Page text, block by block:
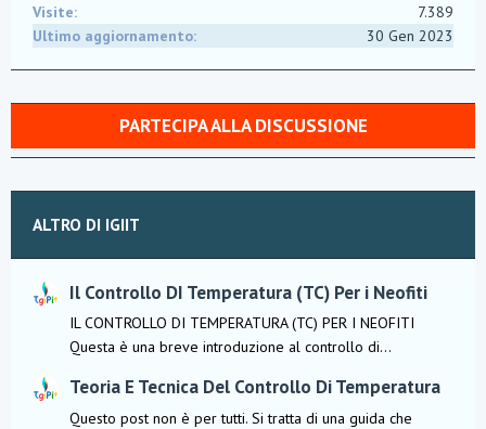
Visite
7.389
Ultimo aggiornamento
30 Gen 2023
PARTECIPA ALLA DISCUSSIONE
ALTRO DI IGIIT
Il Controllo DI Temperatura (TC) Per i Neofiti
IL CONTROLLO DI TEMPERATURA (TC) PER I NEOFITI
Questa è una breve introduzione al controllo di...
Teoria E Tecnica Del Controllo Di Temperatura
Questo post non è per tutti. Si tratta di una guida che